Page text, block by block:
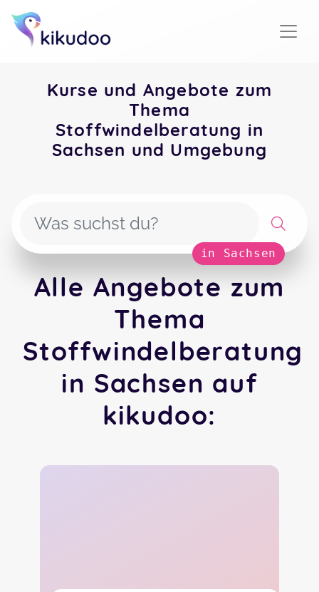
Kurse und Angebote zum
Thema
Stoffwindelberatung in
Sachsen und Umgebung
in Sachsen
Alle Angebote zum
Thema
Stoffwindelberatung
in Sachsen auf
kikudoo: